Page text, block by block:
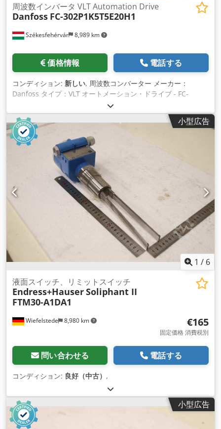
Székesfehérvár 8,989 km
周波数インバータ VLT Automation Drive
Danfoss FC-302P1K5T5E20H1
価格情報 電話する
コンディション: 新しい, 周波数コンバーター メーカー：
Danfoss タイプ：VLT オートメーション・ドライブ - FC-
302P1K5T5E20H1 マックス。パワー：1.5kW 入力：3x380-
500V、50/60 HZ、3.7/3.1 A Codohqhx Tjpfx Am Uerf 出力：
0〜100HZ、4.1/3.4A
小型広告
1 / 6
Wiefelstede 8,980 km
液面スイッチ、リミットスイッチ
Endress+HauserSoliphant II
FTM30-A1DA1
€165
固定価格 消費税別
問い合わせる 電話する
コンディション: 良好（中古） ,
小型広告